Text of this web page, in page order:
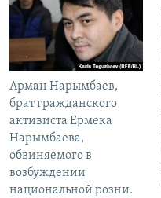
Арман Нарымбаев,
брат гражданского
активиста Ермека
Нарымбаева,
обвиняемого в
возбуждении
национальной розни.